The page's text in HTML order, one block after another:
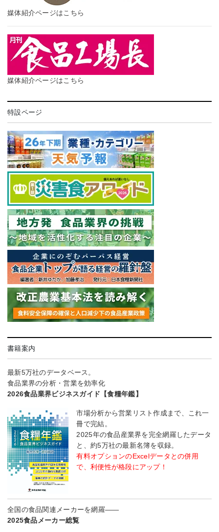
媒体紹介ページはこちら
媒体紹介ページはこちら
特設ページ
書籍案内
最新5万社のデータベース。
食品業界の分析・営業を効率化
2026食品業界ビジネスガイド【食糧年鑑】
市場分析から営業リスト作成まで、これ一
冊で完結。
2025年の食品産業界を完全網羅したデータ
と、約5万社の最新名簿を収録。
有料オプションのExcelデータとの併用
で、利便性が格段にアップ！
全国の食品関連メーカーを網羅――
2025食品メーカー総覧